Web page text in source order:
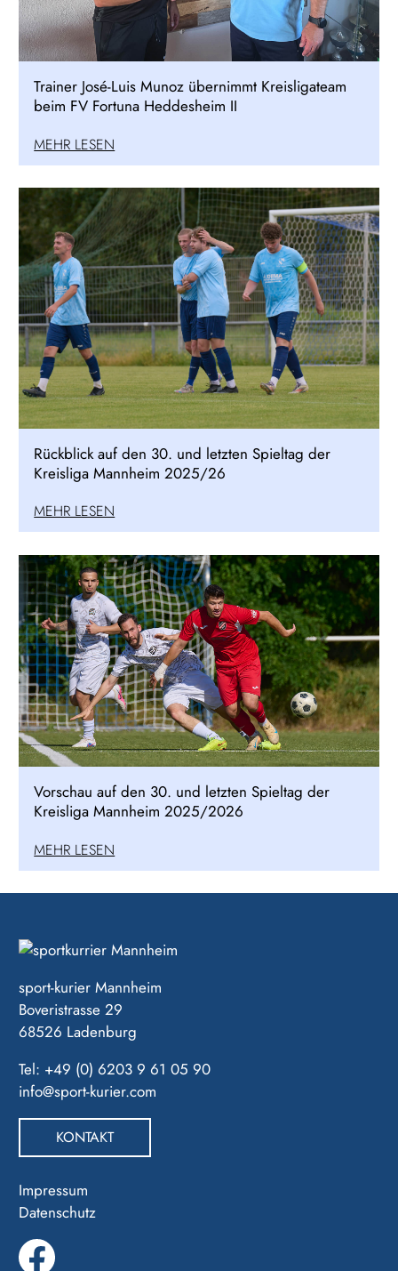
Trainer José-Luis Munoz übernimmt Kreisligateam
beim FV Fortuna Heddesheim II
MEHR LESEN
Rückblick auf den 30. und letzten Spieltag der
Kreisliga Mannheim 2025/26
MEHR LESEN
Vorschau auf den 30. und letzten Spieltag der
Kreisliga Mannheim 2025/2026
MEHR LESEN
sport-kurier Mannheim
Boveristrasse 29
68526 Ladenburg
Tel: +49 (0) 6203 9 61 05 90
info@sport-kurier.com
KONTAKT
Impressum
Datenschutz